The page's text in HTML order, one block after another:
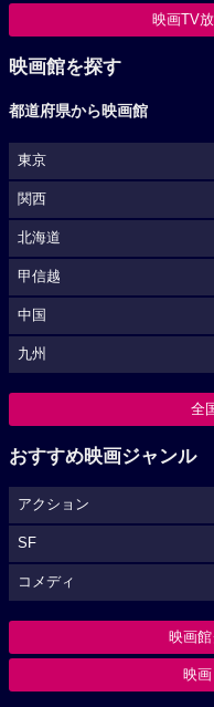
映画TV
映画館を探す
都道府県から映画館
東京
関西
北海道
甲信越
中国
九州
全
おすすめ映画ジャンル
アクション
SF
コメディ
映画
映